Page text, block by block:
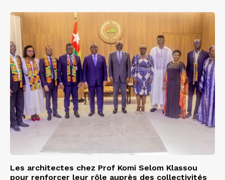
Les architectes chez Prof Komi Selom Klassou
pour renforcer leur rôle auprès des collectivités